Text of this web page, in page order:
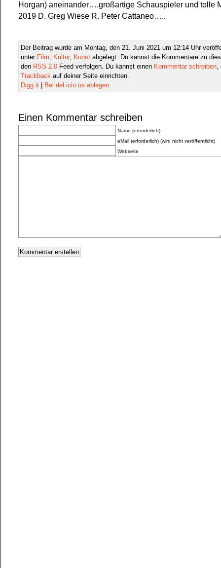
Horgan) aneinander….großartige Schauspieler und tolle
2019 D. Greg Wiese R. Peter Cattaneo…..
Der Beitrag wurde am Montag, den 21. Juni 2021 um 12:14 Uhr
unter Film, Kultur, Kunst abgelegt. Du kannst die Kommentare zu
den RSS 2.0 Feed verfolgen. Du kannst einen Kommentar schreiben,
Trackback auf deiner Seite einrichten.
Digg it
Bei del.icio.us ablegen
Einen Kommentar schreiben
Name (erforderlich)
eMail (erforderlich) (wird nicht veröffentlicht)
Webseite